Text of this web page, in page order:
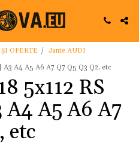
OFERTE
Jante AUDI
A3 A4 A5 A6 A7 Q7 Q5 Q3 Q2, etc
5x112 RS
A4 A5 A6 A7
etc